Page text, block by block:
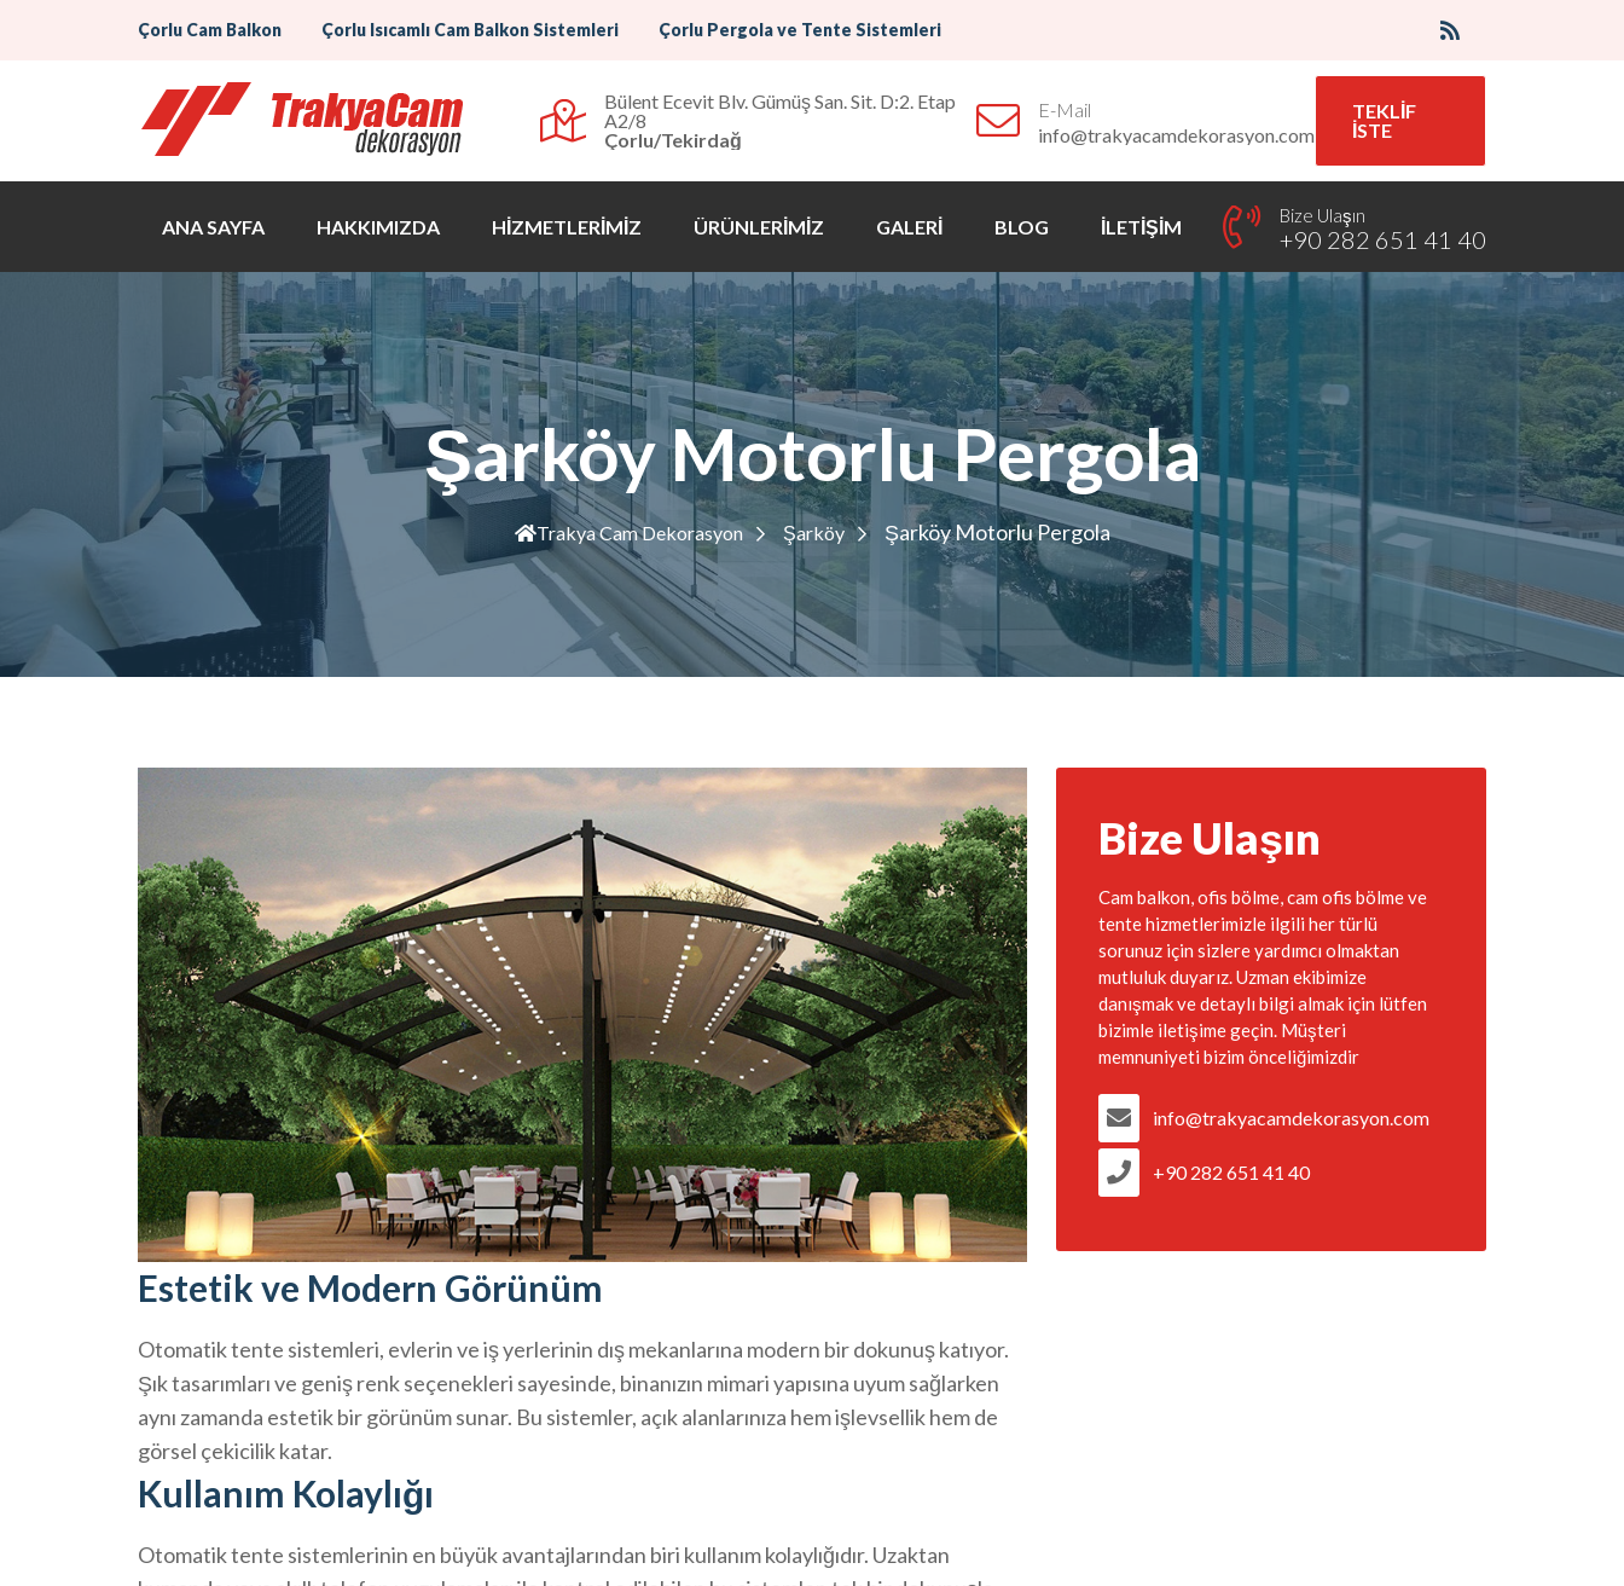
Çorlu Cam Balkon Çorlu Isıcamlı Cam Balkon Sistemleri Çorlu Pergola ve Tente Sistemleri
Bülent Ecevit Blv. Gümüş San. Sit. D:2. Etap
A2/8
Çorlu/Tekirdağ
E-Mail
info@trakyacamdekorasyon.com
TEKLİF
İSTE
ANA SAYFA HAKKIMIZDA HİZMETLERİMİZ ÜRÜNLERİMİZ GALERİ BLOG İLETİŞİM
Bize Ulaşın
+90 282 651 41 40
Şarköy Motorlu Pergola
Trakya Cam Dekorasyon Şarköy Şarköy Motorlu Pergola
Estetik ve Modern Görünüm
Otomatik tente sistemleri, evlerin ve iş yerlerinin dış mekanlarına modern bir dokunuş katıyor.
Şık tasarımları ve geniş renk seçenekleri sayesinde, binanızın mimari yapısına uyum sağlarken
aynı zamanda estetik bir görünüm sunar. Bu sistemler, açık alanlarınıza hem işlevsellik hem de
görsel çekicilik katar.
Kullanım Kolaylığı
Otomatik tente sistemlerinin en büyük avantajlarından biri kullanım kolaylığıdır. Uzaktan
Bize Ulaşın
Cam balkon, ofis bölme, cam ofis bölme ve
tente hizmetlerimizle ilgili her türlü
sorunuz için sizlere yardımcı olmaktan
mutluluk duyarız. Uzman ekibimize
danışmak ve detaylı bilgi almak için lütfen
bizimle iletişime geçin. Müşteri
memnuniyeti bizim önceliğimizdir
info@trakyacamdekorasyon.com
+90 282 651 41 40